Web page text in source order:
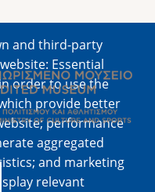
and third-party
Essential
order to use the
provide better
performance
aggregated
and marketing
relevant